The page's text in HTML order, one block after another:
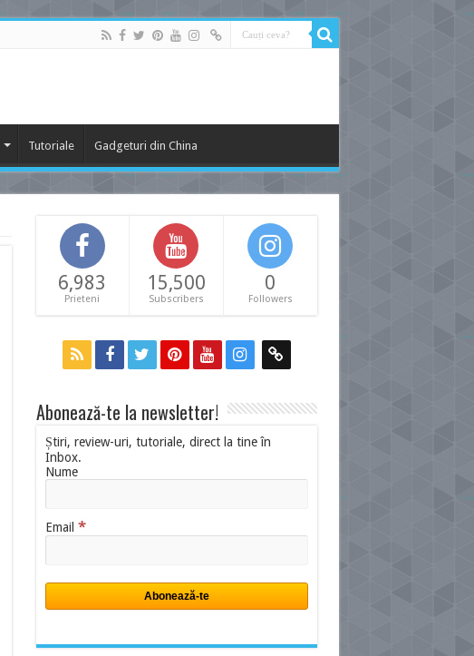
Tutoriale Gadgeturi din China
6,983
Prieteni
15,500
Subscribers
0
Followers
Abonează-te la newsletter!
Știri, review-uri, tutoriale, direct la tine în
Inbox.
Nume
Email *